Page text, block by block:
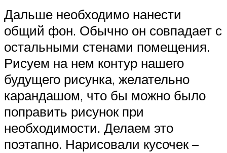
Дальше необходимо нанести
общий фон. Обычно он совпадает с
остальными стенами помещения.
Рисуем на нем контур нашего
будущего рисунка, желательно
карандашом, что бы можно было
поправить рисунок при
необходимости. Делаем это
поэтапно. Нарисовали кусочек –